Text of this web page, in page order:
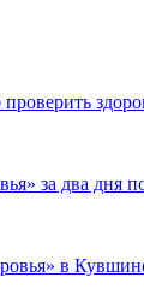
за два дня
в